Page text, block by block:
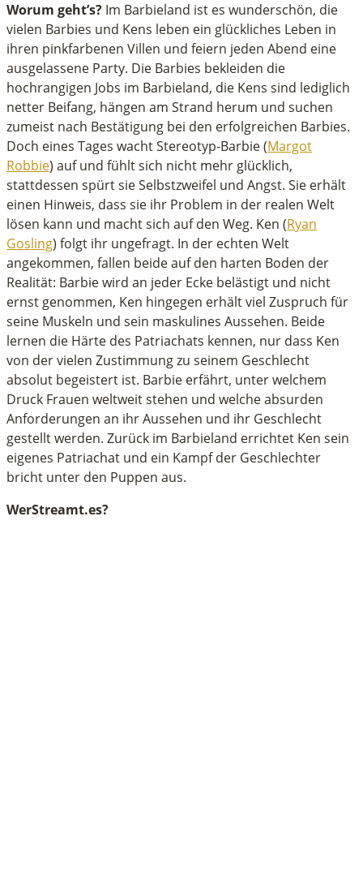
Worum geht’s? Im Barbieland ist es wunderschön, die
vielen Barbies und Kens leben ein glückliches Leben in
ihren pinkfarbenen Villen und feiern jeden Abend eine
ausgelassene Party. Die Barbies bekleiden die
hochrangigen Jobs im Barbieland, die Kens sind lediglich
netter Beifang, hängen am Strand herum und suchen
zumeist nach Bestätigung bei den erfolgreichen Barbies.
Doch eines Tages wacht Stereotyp-Barbie (Margot
Robbie) auf und fühlt sich nicht mehr glücklich,
stattdessen spürt sie Selbstzweifel und Angst. Sie erhält
einen Hinweis, dass sie ihr Problem in der realen Welt
lösen kann und macht sich auf den Weg. Ken (Ryan
Gosling) folgt ihr ungefragt. In der echten Welt
angekommen, fallen beide auf den harten Boden der
Realität: Barbie wird an jeder Ecke belästigt und nicht
ernst genommen, Ken hingegen erhält viel Zuspruch für
seine Muskeln und sein maskulines Aussehen. Beide
lernen die Härte des Patriachats kennen, nur dass Ken
von der vielen Zustimmung zu seinem Geschlecht
absolut begeistert ist. Barbie erfährt, unter welchem
Druck Frauen weltweit stehen und welche absurden
Anforderungen an ihr Aussehen und ihr Geschlecht
gestellt werden. Zurück im Barbieland errichtet Ken sein
eigenes Patriachat und ein Kampf der Geschlechter
bricht unter den Puppen aus.
WerStreamt.es?